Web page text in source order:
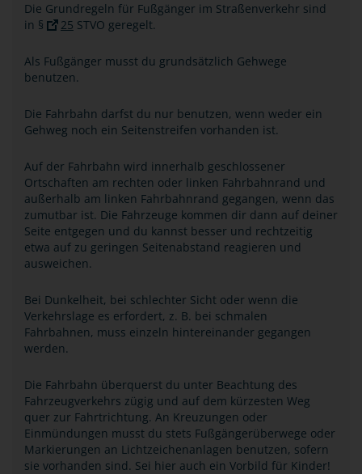
Die Grundregeln für Fußgänger im Straßenverkehr sind
in §
25 STVO geregelt.
Als Fußgänger musst du grundsätzlich Gehwege
benutzen.
Die Fahrbahn darfst du nur benutzen, wenn weder ein
Gehweg noch ein Seitenstreifen vorhanden ist.
Auf der Fahrbahn wird innerhalb geschlossener
Ortschaften am rechten oder linken Fahrbahnrand und
außerhalb am linken Fahrbahnrand gegangen, wenn das
zumutbar ist. Die Fahrzeuge kommen dir dann auf deiner
Seite entgegen und du kannst besser und rechtzeitig
etwa auf zu geringen Seitenabstand reagieren und
ausweichen.
Bei Dunkelheit, bei schlechter Sicht oder wenn die
Verkehrslage es erfordert, z. B. bei schmalen
Fahrbahnen, muss einzeln hintereinander gegangen
werden.
Die Fahrbahn überquerst du unter Beachtung des
Fahrzeugverkehrs zügig und auf dem kürzesten Weg
quer zur Fahrtrichtung. An Kreuzungen oder
Einmündungen musst du stets Fußgängerüberwege oder
Markierungen an Lichtzeichenanlagen benutzen, sofern
sie vorhanden sind. Sei hier auch ein Vorbild für Kinder!